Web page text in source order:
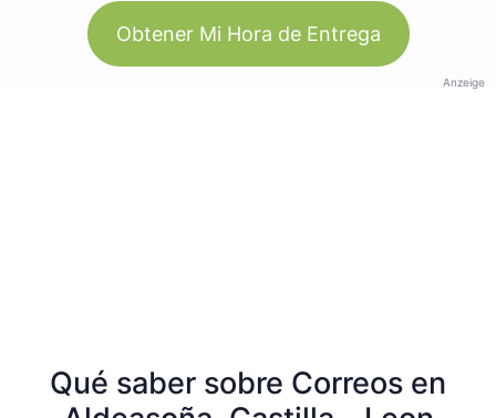
Obtener Mi Hora de Entrega
Anzeige
Qué saber sobre Correos en